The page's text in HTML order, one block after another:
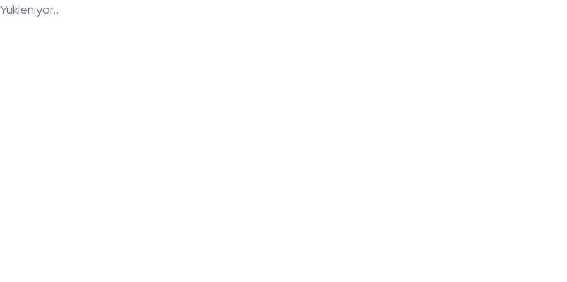
Yükleniyor...